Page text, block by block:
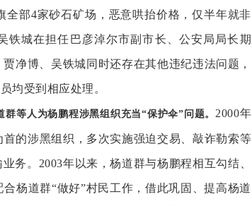
部4家砂石矿场，恶意哄抬价格，仅半年就非
铁城在担任巴彦淖尔市副市长、公安局局长期
净博、吴铁城同时还存在其他违纪违法问题，
均受到相应处理。
群等人为杨鹏程涉黑组织充当“保护伞”问题。2000年
的涉黑组织，多次实施强迫交易、敲诈勒索等
务。2003年以来，杨道群与杨鹏程相互勾结、
杨道群“做好”村民工作，借此巩固、提高杨道